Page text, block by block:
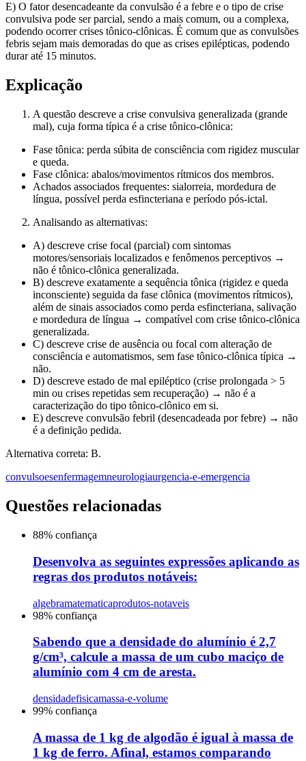
E) O fator desencadeante da convulsão é a febre e o tipo de crise
convulsiva pode ser parcial, sendo a mais comum, ou a complexa,
podendo ocorrer crises tônico-clônicas. É comum que as convulsões
febris sejam mais demoradas do que as crises epilépticas, podendo
durar até 15 minutos.
Explicação
A questão descreve a crise convulsiva generalizada (grande
mal), cuja forma típica é a crise tônico-clônica:
Fase tônica: perda súbita de consciência com rigidez muscular
e queda.
Fase clônica: abalos/movimentos rítmicos dos membros.
Achados associados frequentes: sialorreia, mordedura de
língua, possível perda esfincteriana e período pós-ictal.
Analisando as alternativas:
A) descreve crise focal (parcial) com sintomas
motores/sensoriais localizados e fenômenos perceptivos →
não é tônico-clônica generalizada.
B) descreve exatamente a sequência tônica (rigidez e queda
inconsciente) seguida da fase clônica (movimentos rítmicos),
além de sinais associados como perda esfincteriana, salivação
e mordedura de língua → compatível com crise tônico-clônica
generalizada.
C) descreve crise de ausência ou focal com alteração de
consciência e automatismos, sem fase tônico-clônica típica →
não.
D) descreve estado de mal epiléptico (crise prolongada > 5
min ou crises repetidas sem recuperação) → não é a
caracterização do tipo tônico-clônico em si.
E) descreve convulsão febril (desencadeada por febre) → não
é a definição pedida.
Alternativa correta: B.
convulsoesenfermagemneurologiaurgencia-e-emergencia
Questões relacionadas
88% confiança
Desenvolva as seguintes expressões aplicando as
regras dos produtos notáveis:
algebramatematicaprodutos-notaveis
98% confiança
Sabendo que a densidade do alumínio é 2,7
g/cm³, calcule a massa de um cubo maciço de
alumínio com 4 cm de aresta.
densidadefisicamassa-e-volume
99% confiança
A massa de 1 kg de algodão é igual à massa de
1 kg de ferro. Afinal, estamos comparando